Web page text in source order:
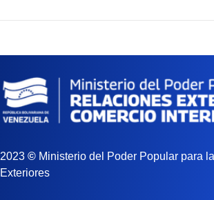
2023 © Ministerio del Poder Popular para
Exteriores